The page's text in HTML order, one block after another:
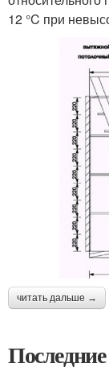
12 °C при
читать дальше →